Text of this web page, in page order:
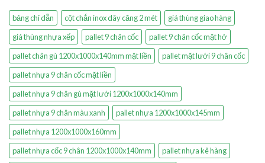
bảng chỉ dẫn cột chắn inox dây căng 2 mét
giá thùng giao hàng
giá thùng nhựa xếp
pallet 9 chân cốc
pallet 9 chân cốc mặt hở
pallet chân gù 1200x1000x140mm mặt liền
pallet mặt lưới 9 chân cốc
pallet nhựa 9 chân cốc mặt liền
pallet nhựa 9 chân gù mặt lưới 1200x1000x140mm
pallet nhựa 9 chân màu xanh
pallet nhựa 1200x1000x145mm
pallet nhựa 1200x1000x160mm
pallet nhựa cốc 9 chân 1200x1000x140mm
pallet nhựa kê hàng